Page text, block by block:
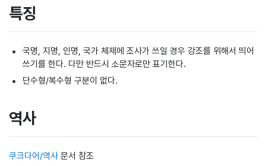
특징
국명, 지명, 인명, 국가 체제에 조사가 쓰일 경우 강조를 위해서 띄어
쓰기를 한다. 다만 반드시 소문자로만 표기한다.
단수형/복수형 구분이 없다.
역사
쿠크다어/역사문서 참조